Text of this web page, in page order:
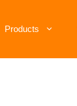
Products